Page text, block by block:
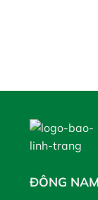
ĐÔNG